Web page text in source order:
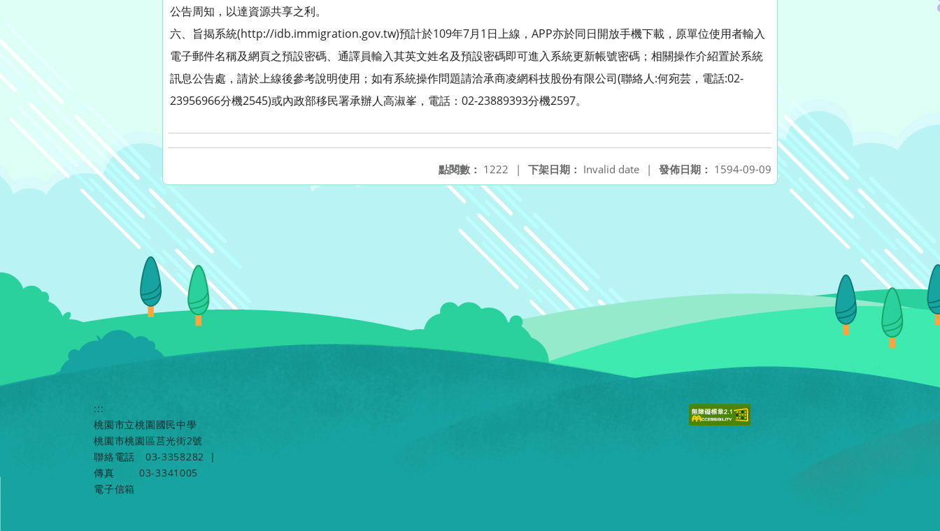
公告周知，以達資源共享之利。
六、旨揭系統(http://idb.immigration.gov.tw)預計於109年7月1日上線，APP亦於同日開放手機下載，原單位使用者輸入
電子郵件名稱及網頁之預設密碼、通譯員輸入其英文姓名及預設密碼即可進入系統更新帳號密碼；相關操作介紹置於系統
訊息公告處，請於上線後參考說明使用；如有系統操作問題請洽承商凌網科技股份有限公司(聯絡人:何宛芸，電話:02-
23956966分機2545)或內政部移民署承辦人高淑峯，電話：02-23889393分機2597。
發佈日期： 1594-09-09
下架日期： Invalid date |
點閱數： 1222 |
:::
桃園市立桃園國民中學
桃園市桃園區莒光街2號
聯絡電話
03-3358282
|
傳真
03-3341005
電子信箱